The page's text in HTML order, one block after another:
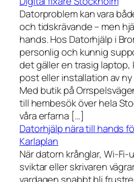
Datorproblem kan vara
och tidskrävande – men
hands. Hos Datorhjälp i
personlig och kunnig
det gäller en trasig laptop,
post eller installation av
Med butik på
till hembesök över hela
våra erfarna […]
Datorhjälp nära till hands
Karlaplan
När datorn krånglar, Wi-
sviktar eller skrivaren